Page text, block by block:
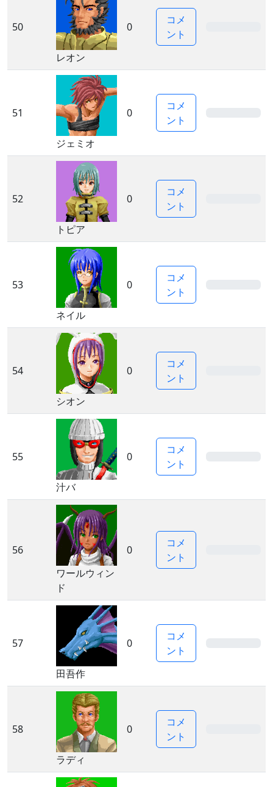
50
レオン
0
コメ
ント
51
ジェミオ
0
コメ
ント
52
トピア
0
コメ
ント
53
ネイル
0
コメ
ント
54
シオン
0
コメ
ント
55
汁バ
0
コメ
ント
56
ワールウィン
ド
0
コメ
ント
57
田吾作
0
コメ
ント
58
ラディ
0
コメ
ント